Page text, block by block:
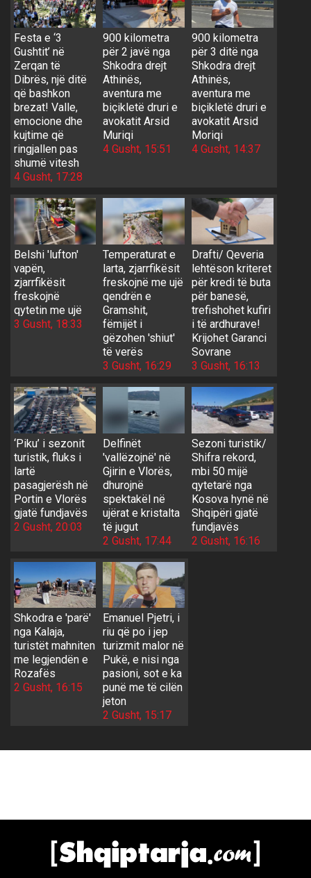
Festa e ‘3
Gushtit’ në
Zerqan të
Dibrës, një ditë
që bashkon
brezat! Valle,
emocione dhe
kujtime që
ringjallen pas
shumë vitesh
4 Gusht, 17:28
900 kilometra
për 2 javë nga
Shkodra drejt
Athinës,
aventura me
biçikletë druri e
avokatit Arsid
Muriqi
4 Gusht, 15:51
900 kilometra
për 3 ditë nga
Shkodra drejt
Athinës,
aventura me
biçikletë druri e
avokatit Arsid
Moriqi
4 Gusht, 14:37
Belshi 'lufton'
vapën,
zjarrfikësit
freskojnë
qytetin me ujë
3 Gusht, 18:33
Temperaturat e
larta, zjarrfikësit
freskojnë me ujë
qendrën e
Gramshit,
fëmijët i
gëzohen 'shiut'
të verës
3 Gusht, 16:29
Drafti/ Qeveria
lehtëson kriteret
për kredi të buta
për banesë,
trefishohet kufiri
i të ardhurave!
Krijohet Garanci
Sovrane
3 Gusht, 16:13
‘Piku’ i sezonit
turistik, fluks i
lartë
pasagjerësh në
Portin e Vlorës
gjatë fundjavës
2 Gusht, 20:03
Delfinët
'vallëzojnë' në
Gjirin e Vlorës,
dhurojnë
spektakël në
ujërat e kristalta
të jugut
2 Gusht, 17:44
Sezoni turistik/
Shifra rekord,
mbi 50 mijë
qytetarë nga
Kosova hynë në
Shqipëri gjatë
fundjavës
2 Gusht, 16:16
Shkodra e 'parë'
nga Kalaja,
turistët mahniten
me legjendën e
Rozafës
2 Gusht, 16:15
Emanuel Pjetri, i
riu që po i jep
turizmit malor në
Pukë, e nisi nga
pasioni, sot e ka
punë me të cilën
jeton
2 Gusht, 15:17